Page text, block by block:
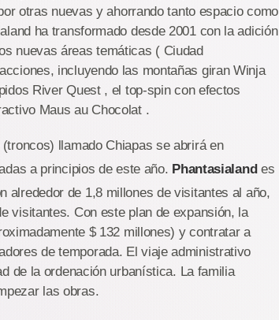
otras nuevas y ahorrando tanto espacio como
ha transformado desde 2001 con la adición
nuevas áreas temáticas ( Ciudad
incluyendo las montañas giran Winja
River Quest , el top-spin con efectos
Maus au Chocolat .
llamado Chiapas se abrirá en
a principios de este año. Phantasialandes
alrededor de 1,8 millones de visitantes al año,
visitantes. Con este plan de expansión, la
$ 132 millones) y contratar a
de temporada. El viaje administrativo
de la ordenación urbanística. La familia
las obras.